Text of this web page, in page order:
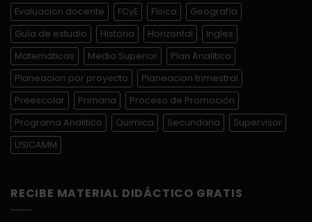
Evaluacion docente
FCyE Física
Geografía
Guía de estudio
Historia Horizontal
Ingles
Matemáticas
Media Superior
Plan Analitico
Planeacion por proyecto
Planeacion trimestral
Preescolar
Primaria
Proceso de Promoción
Programa Analitico
Quimica Secundaria
Supervisor
USICAMM
RECIBE MATERIAL DIDÁCTICO GRATIS